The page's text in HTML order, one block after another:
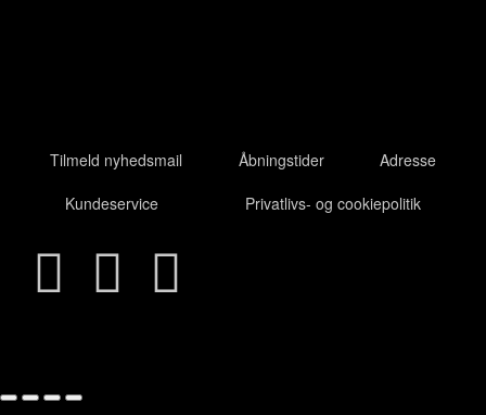
Tilmeld nyhedsmail Åbningstider
Adresse
Kundeservice
Privatlivs- og cookiepolitik